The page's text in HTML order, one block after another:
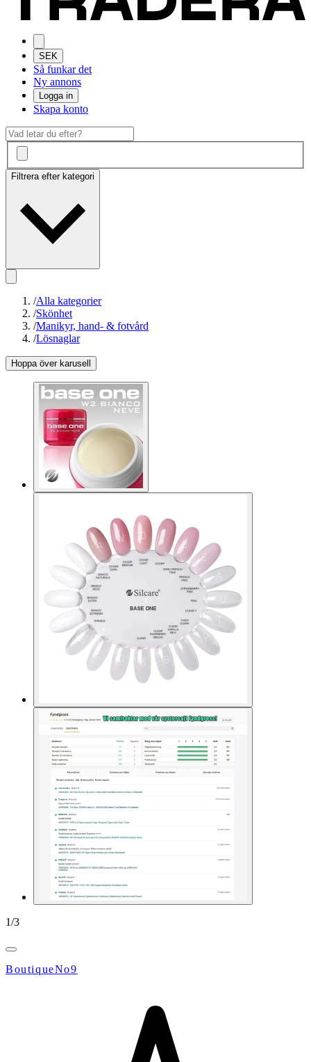
SEK
Så funkar det
Ny annons
Logga in
Skapa konto
Filtrera efter kategori
/Alla kategorier
/Skönhet
/Manikyr, hand- & fotvård
/Lösnaglar
Hoppa över karusell
1/3
BoutiqueNo9